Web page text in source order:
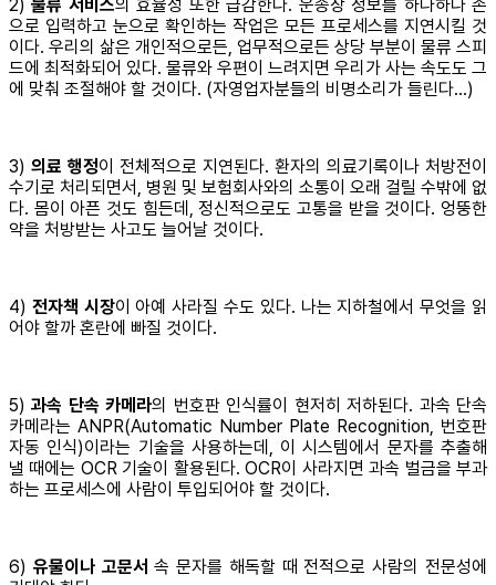
2)물류 서비스의 효율성 또한 급감한다. 운송장 정보를 하나하나 손
으로 입력하고 눈으로 확인하는 작업은 모든 프로세스를 지연시킬 것
이다. 우리의 삶은 개인적으로든, 업무적으로든 상당 부분이 물류 스피
드에 최적화되어 있다. 물류와 우편이 느려지면 우리가 사는 속도도 그
에 맞춰 조절해야 할 것이다. (자영업자분들의 비명소리가 들린다…)
3) 의료 행정이 전체적으로 지연된다. 환자의 의료기록이나 처방전이
수기로 처리되면서, 병원 및 보험회사와의 소통이 오래 걸릴 수밖에 없
다. 몸이 아픈 것도 힘든데, 정신적으로도 고통을 받을 것이다. 엉뚱한
약을 처방받는 사고도 늘어날 것이다.
4) 전자책 시장이 아예 사라질 수도 있다. 나는 지하철에서 무엇을 읽
어야 할까 혼란에 빠질 것이다.
5)과속 단속 카메라의 번호판 인식률이 현저히 저하된다. 과속 단속
카메라는 ANPR(Automatic Number Plate Recognition, 번호판
자동 인식)이라는 기술을 사용하는데, 이 시스템에서 문자를 추출해
낼 때에는 OCR 기술이 활용된다. OCR이 사라지면 과속 벌금을 부과
하는 프로세스에 사람이 투입되어야 할 것이다.
6) 유물이나 고문서 속 문자를 해독할 때 전적으로 사람의 전문성에